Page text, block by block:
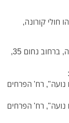
חולי קורונה,
12.3: בשעות 21:30-23:00 מתנ"ס רמת ידין דורה, ברחוב נחום 35,
"סטודיו נועה", רח' הפרחים
"סטודיו נועה", רח' הפרחים